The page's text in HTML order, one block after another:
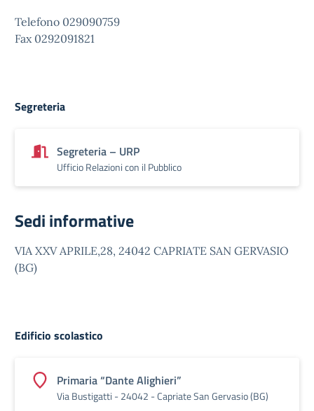
Telefono 029090759
Fax 0292091821
Segreteria
Segreteria – URP
Ufficio Relazioni con il Pubblico
Sedi informative
VIA XXV APRILE,28, 24042 CAPRIATE SAN GERVASIO
(BG)
Edificio scolastico
Primaria “Dante Alighieri”
Via Bustigatti - 24042 - Capriate San Gervasio (BG)